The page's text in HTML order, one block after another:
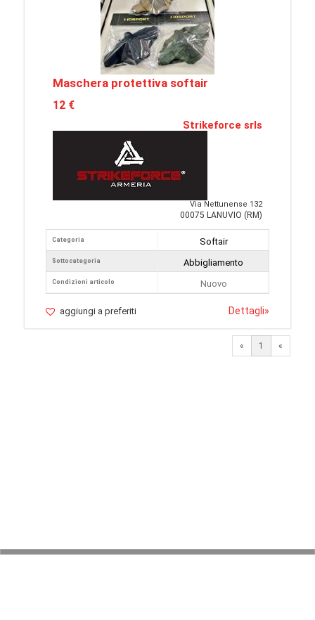
Maschera protettiva softair
12 €
Strikeforce srls
Via Nettunense 132
00075 LANUVIO (RM)
Categoria
Sottocategoria
Condizioni articolo
Softair
Abbigliamento
Nuovo
aggiungi a preferiti Dettagli»
« 1 «